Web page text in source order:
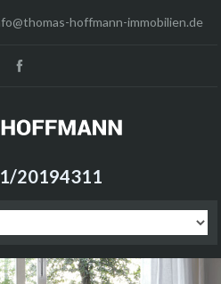
hoffmann-immobilien.de
20194311